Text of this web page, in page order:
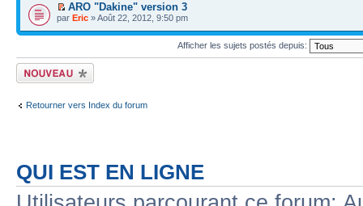
ARO "Dakine" version 3
par Eric » Août 22, 2012, 9:50 pm
Afficher les sujets postés depuis:
Écrire un nouveau
sujet
Retourner vers Index du forum
QUI EST EN LIGNE